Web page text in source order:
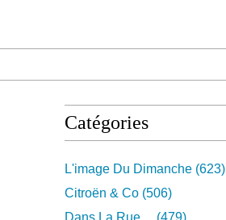
Catégories
L'image Du Dimanche (623)
Citroën & Co (506)
Dans La Rue ... (479)